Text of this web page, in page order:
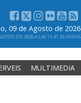
09 de Agosto de 2026
DE 2026 A LAS 11:41:35 HORAS
MULTIMEDIA